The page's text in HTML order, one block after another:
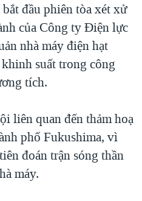
HẠ 'BÊN THẮNG CUỘC'
VIỆT NAM
PHỦ VIỆT NAM
TRỘM HẢI SÂM
TỪ NÔNG THÔN MỸ
đầu phiên tòa xét xử
của Công ty Điện lực
nhà máy điện hạt
suất trong công
tích.
liên quan đến thảm hoạ
phố Fukushima, vì
đoán trận sóng thần
máy.